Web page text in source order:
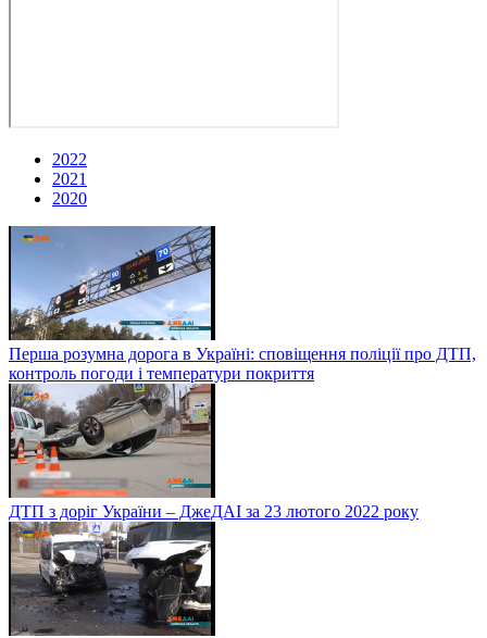
2022
2021
2020
Перша розумна дорога в Україні: сповіщення поліції про ДТП,
контроль погоди і температури покриття
ДТП з доріг України – ДжеДАІ за 23 лютого 2022 року